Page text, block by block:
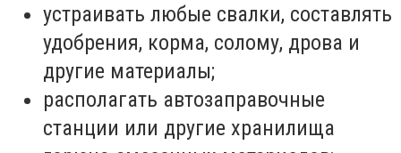
устраивать любые свалки, составлять
удобрения, корма, солому, дрова и
другие материалы;
располагать автозаправочные
станции или другие хранилища